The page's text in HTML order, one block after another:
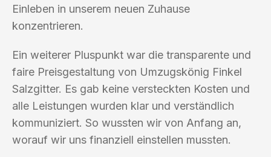
Einleben in unserem neuen Zuhause
konzentrieren.
Ein weiterer Pluspunkt war die transparente und
faire Preisgestaltung von Umzugskönig Finkel
Salzgitter. Es gab keine versteckten Kosten und
alle Leistungen wurden klar und verständlich
kommuniziert. So wussten wir von Anfang an,
worauf wir uns finanziell einstellen mussten.